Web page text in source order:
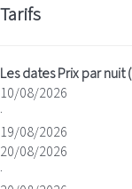
Tarifs
Les datesPrix par nuit
10/08/2026
·
19/08/2026
20/08/2026
·